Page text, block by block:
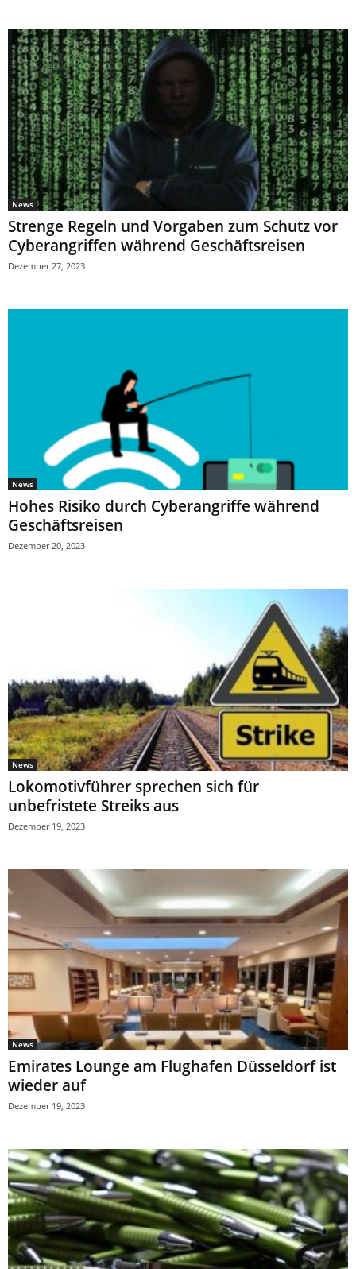
News
Strenge Regeln und Vorgaben zum Schutz vor
Cyberangriffen während Geschäftsreisen
Dezember 27, 2023
News
Hohes Risiko durch Cyberangriffe während
Geschäftsreisen
Dezember 20, 2023
News
Lokomotivführer sprechen sich für
unbefristete Streiks aus
Dezember 19, 2023
News
Emirates Lounge am Flughafen Düsseldorf ist
wieder auf
Dezember 19, 2023